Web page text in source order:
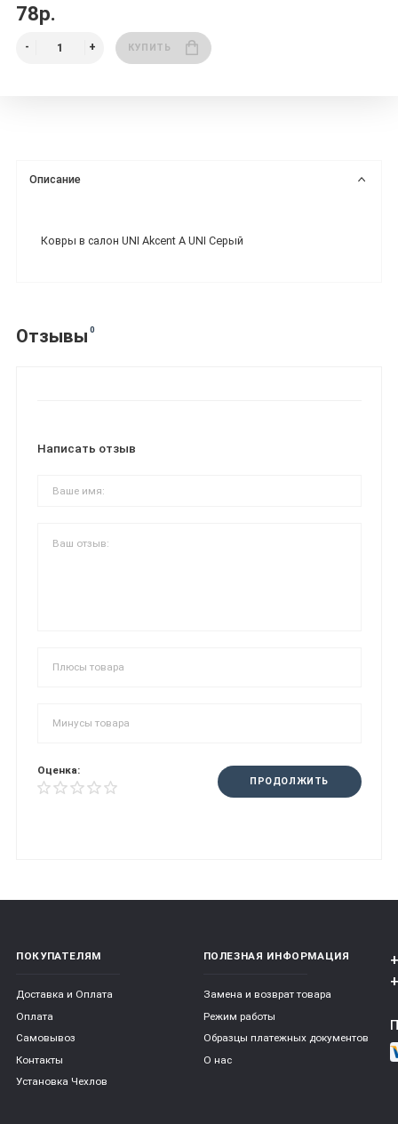
78р.
КУПИТЬ
Описание
Ковры в салон UNI Akcent A UNI Серый
Отзывы 0
Написать отзыв
Оценка:
ПРОДОЛЖИТЬ
ПОКУПАТЕЛЯМ
Доставка и Оплата
Оплата
Самовывоз
Контакты
Установка Чехлов
ПОЛЕЗНАЯ ИНФОРМАЦИЯ
Замена и возврат товара
Режим работы
Образцы платежных документов
О нас